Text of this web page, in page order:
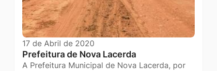
17 de Abril de 2020
Prefeitura de Nova Lacerda
A Prefeitura Municipal de Nova Lacerda, por